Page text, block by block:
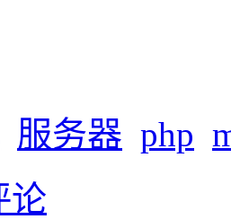
服务器 php
论